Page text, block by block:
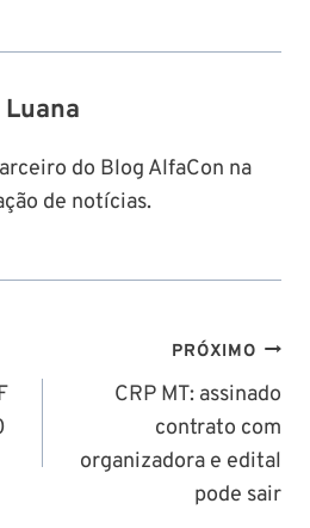
Luana
do Blog AlfaCon na
de notícias.
PRÓXIMO
CRP MT: assinado
contrato com
organizadora e edital
pode sair